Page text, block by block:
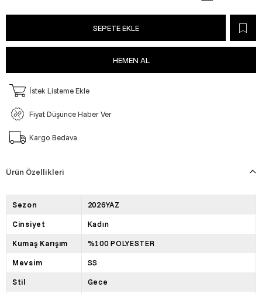
İstek Listeme Ekle
Fiyat Düşünce Haber Ver
Kargo Bedava
Ürün Özellikleri
Sezon 2026YAZ
Cinsiyet Kadın
Kumaş Karışım %100 POLYESTER
Mevsim SS
Stil Gece